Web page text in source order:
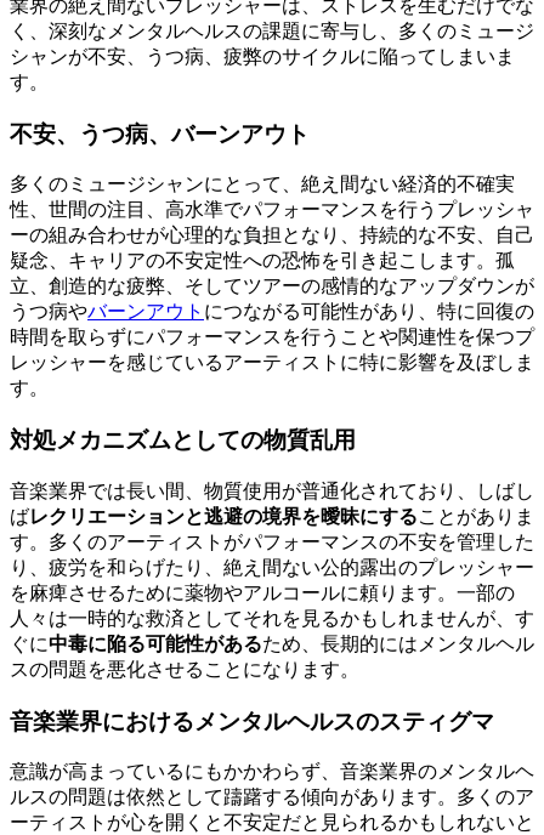
業界の絶え間ないプレッシャーは、ストレスを生むだけでな
く、深刻なメンタルヘルスの課題に寄与し、多くのミュージ
シャンが不安、うつ病、疲弊のサイクルに陥ってしまいま
す。
不安、うつ病、バーンアウト
多くのミュージシャンにとって、絶え間ない経済的不確実
性、世間の注目、高水準でパフォーマンスを行うプレッシャ
ーの組み合わせが心理的な負担となり、持続的な不安、自己
疑念、キャリアの不安定性への恐怖を引き起こします。孤
立、創造的な疲弊、そしてツアーの感情的なアップダウンが
うつ病やバーンアウト につながる可能性があり、特に回復の
時間を取らずにパフォーマンスを行うことや関連性を保つプ
レッシャーを感じているアーティストに特に影響を及ぼしま
す。
対処メカニズムとしての物質乱用
音楽業界では長い間、物質使用が普通化されており、しばし
ばレクリエーションと逃避の境界を曖昧にすることがありま
す。多くのアーティストがパフォーマンスの不安を管理した
り、疲労を和らげたり、絶え間ない公的露出のプレッシャー
を麻痺させるために薬物やアルコールに頼ります。一部の
人々は一時的な救済としてそれを見るかもしれませんが、す
ぐに中毒に陥る可能性があるため、長期的にはメンタルヘル
スの問題を悪化させることになります。
音楽業界におけるメンタルヘルスのスティグマ
意識が高まっているにもかかわらず、音楽業界のメンタルヘ
ルスの問題は依然として躊躇する傾向があります。多くのア
ーティストが心を開くと不安定だと見られるかもしれないと